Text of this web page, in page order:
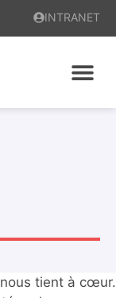
INTRANET
tient à cœur.